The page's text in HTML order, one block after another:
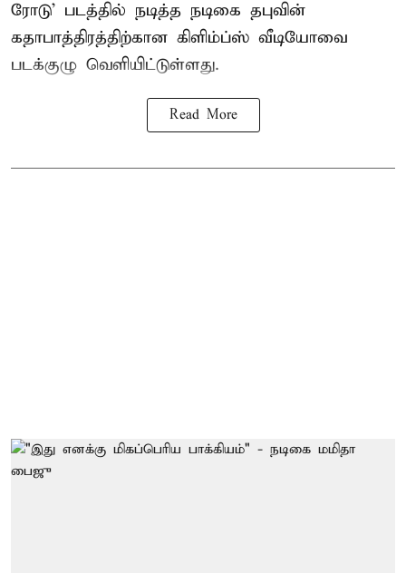
ரோடு’ படத்தில் நடித்த நடிகை தபுவின்
கதாபாத்திரத்திற்கான கிளிம்ப்ஸ் வீடியோவை
படக்குழு வெளியிட்டுள்ளது.
Read More